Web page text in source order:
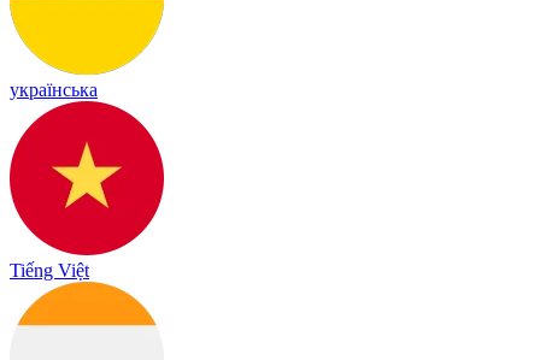
українська
Tiếng Việt